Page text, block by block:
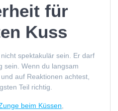
für
Kuss
spektakulär sein. Er darf
sein. Wenn du langsam
auf Reaktionen achtest,
Teil richtig.
beim Küssen